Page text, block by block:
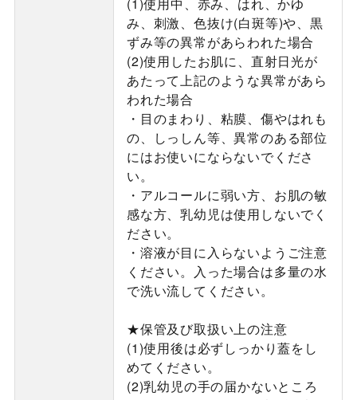
み、刺激、色抜け(白斑等)や、黒
ずみ等の異常があらわれた場合
(2)使用したお肌に、直射日光が
あたって上記のような異常があら
われた場合
・目のまわり、粘膜、傷やはれも
の、しっしん等、異常のある部位
にはお使いにならないでくださ
い。
・アルコールに弱い方、お肌の敏
感な方、乳幼児は使用しないでく
ださい。
・溶液が目に入らないようご注意
ください。入った場合は多量の水
で洗い流してください。
★保管及び取扱い上の注意
(1)使用後は必ずしっかり蓋をし
めてください。
(2)乳幼児の手の届かないところ